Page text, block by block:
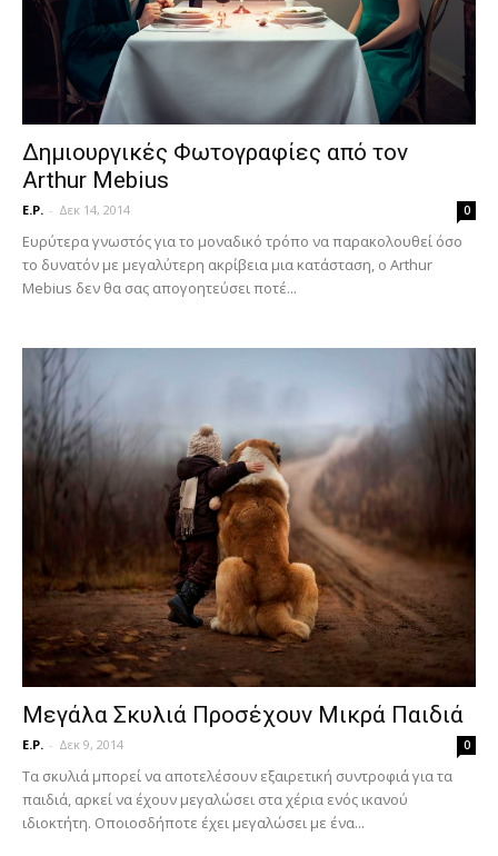
Δημιουργικές Φωτογραφίες από τον
Arthur Mebius
E.P. - Δεκ 14, 2014 0
Ευρύτερα γνωστός για το μοναδικό τρόπο να παρακολουθεί όσο
το δυνατόν με μεγαλύτερη ακρίβεια μια κατάσταση, ο Arthur
Mebius δεν θα σας απογοητεύσει ποτέ...
Μεγάλα Σκυλιά Προσέχουν Μικρά Παιδιά
E.P. - Δεκ 9, 2014 0
Τα σκυλιά μπορεί να αποτελέσουν εξαιρετική συντροφιά για τα
παιδιά, αρκεί να έχουν μεγαλώσει στα χέρια ενός ικανού
ιδιοκτήτη. Οποιοσδήποτε έχει μεγαλώσει με ένα...